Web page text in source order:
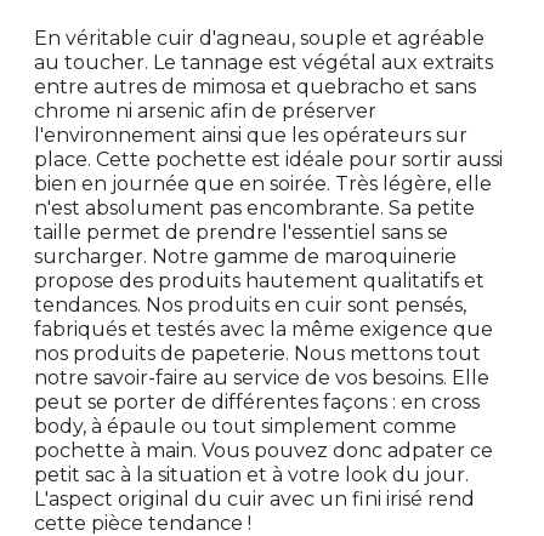
En véritable cuir d'agneau, souple et agréable
au toucher. Le tannage est végétal aux extraits
entre autres de mimosa et quebracho et sans
chrome ni arsenic afin de préserver
l'environnement ainsi que les opérateurs sur
place. Cette pochette est idéale pour sortir aussi
bien en journée que en soirée. Très légère, elle
n'est absolument pas encombrante. Sa petite
taille permet de prendre l'essentiel sans se
surcharger. Notre gamme de maroquinerie
propose des produits hautement qualitatifs et
tendances. Nos produits en cuir sont pensés,
fabriqués et testés avec la même exigence que
nos produits de papeterie. Nous mettons tout
notre savoir-faire au service de vos besoins. Elle
peut se porter de différentes façons : en cross
body, à épaule ou tout simplement comme
pochette à main. Vous pouvez donc adpater ce
petit sac à la situation et à votre look du jour.
L'aspect original du cuir avec un fini irisé rend
cette pièce tendance !